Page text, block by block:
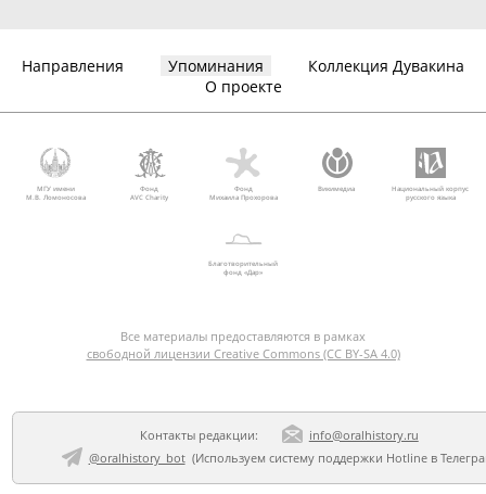
Направления Упоминания
Коллекция Дувакина
О проекте
МГУ имени
М.В. Ломоносова
Фонд
AVC Charity
Фонд
Михаила Прохорова
Викимедиа
Национальный корпус
русского языка
Благотворительный
фонд «Дар»
Все материалы предоставляются в рамках
свободной лицензии Creative Commons (CC BY-SA 4.0)
Контакты редакции:
info@oralhistory.ru
@oralhistory_bot(Используем систему поддержки Hotline в